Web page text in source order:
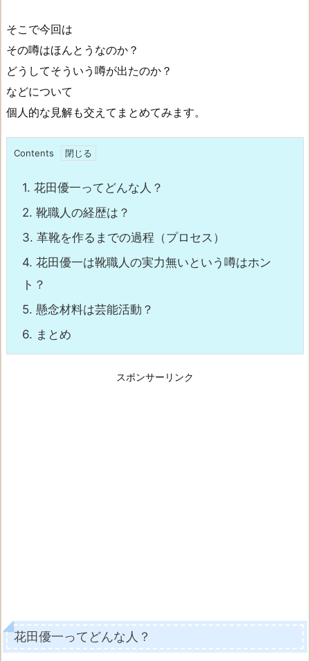
そこで今回は
その噂はほんとうなのか？
どうしてそういう噂が出たのか？
などについて
個人的な見解も交えてまとめてみます。
Contents
1. 花田優一ってどんな人？
2. 靴職人の経歴は？
3. 革靴を作るまでの過程（プロセス）
4. 花田優一は靴職人の実力無いという噂はホン
ト？
5. 懸念材料は芸能活動？
6. まとめ
スポンサーリンク
花田優一ってどんな人？